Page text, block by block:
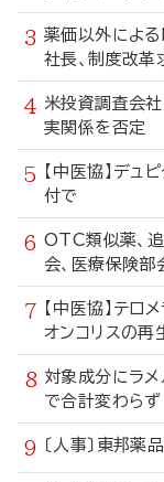
薬価以外によ
社長、制度改革
米投資調査会
実関係を否定
【中医協】デ
付で
OTC類似薬、
会、医療保険部
【中医協】テ
オンコリスの再
対象成分にラ
で合計変わらず
〔人事〕東邦